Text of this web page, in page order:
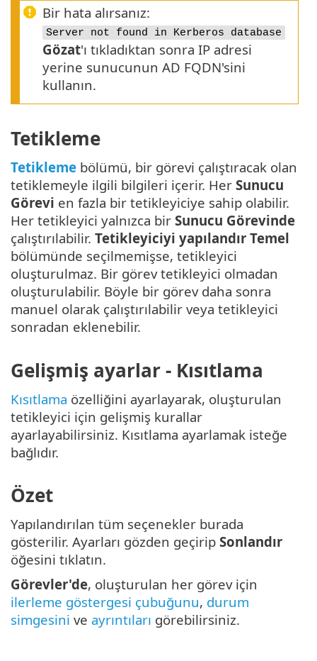
Bir hata alırsanız:
Server not found in Kerberos database
Gözat'ı tıkladıktan sonra IP adresi
yerine sunucunun AD FQDN'sini
kullanın.
Tetikleme
Tetikleme bölümü, bir görevi çalıştıracak olan
tetiklemeyle ilgili bilgileri içerir. Her Sunucu
Görevi en fazla bir tetikleyiciye sahip olabilir.
Her tetikleyici yalnızca bir Sunucu Görevinde
çalıştırılabilir. Tetikleyiciyi yapılandır Temel
bölümünde seçilmemişse, tetikleyici
oluşturulmaz. Bir görev tetikleyici olmadan
oluşturulabilir. Böyle bir görev daha sonra
manuel olarak çalıştırılabilir veya tetikleyici
sonradan eklenebilir.
Gelişmiş ayarlar - Kısıtlama
Kısıtlama özelliğini ayarlayarak, oluşturulan
tetikleyici için gelişmiş kurallar
ayarlayabilirsiniz. Kısıtlama ayarlamak isteğe
bağlıdır.
Özet
Yapılandırılan tüm seçenekler burada
gösterilir. Ayarları gözden geçirip Sonlandır
öğesini tıklatın.
Görevler'de, oluşturulan her görev için
ilerleme göstergesi çubuğunu, durum
simgesini ve ayrıntıları görebilirsiniz.